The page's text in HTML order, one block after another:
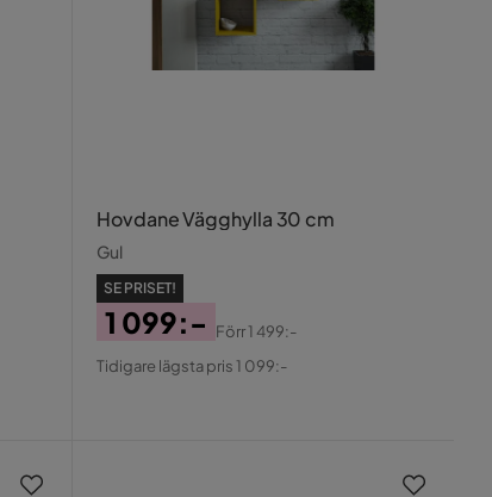
Hovdane Vägghylla 30 cm
Gul
SE PRISET!
Pris
1 099:-
Original
Förr1 499:-
Tidigare lägsta pris 1 099:-